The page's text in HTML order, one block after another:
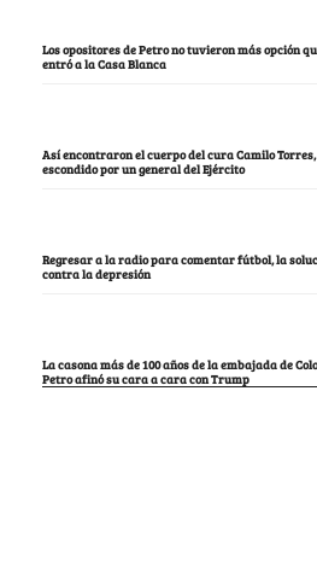
Los opositores de Petro no tuvieron más opción
entró a la Casa Blanca
Así encontraron el cuerpo del cura Camilo
escondido por un general del Ejército
Regresar a la radio para comentar fútbol, la
contra la depresión
La casona más de 100 años de la embajada de
Petro afinó su cara a cara con Trump